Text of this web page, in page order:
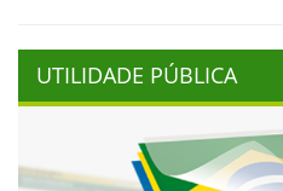
UTILIDADE PÚBLICA